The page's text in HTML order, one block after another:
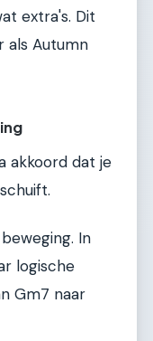
extra's. Dit
als Autumn
akkoord dat je
In
logische
Gm7 naar